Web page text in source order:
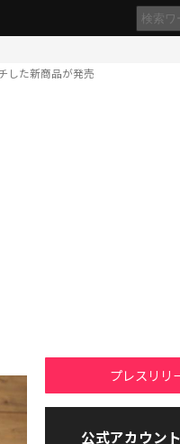
した新商品が発売
プレスリリ
公式アカウン